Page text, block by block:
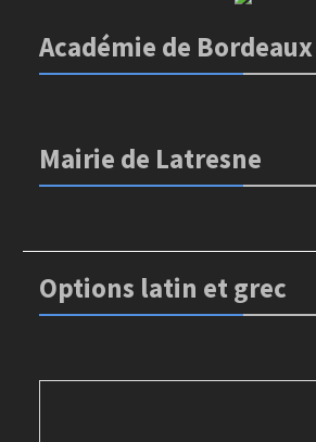
Académie de Bordeaux
Mairie de Latresne
Options latin et grec